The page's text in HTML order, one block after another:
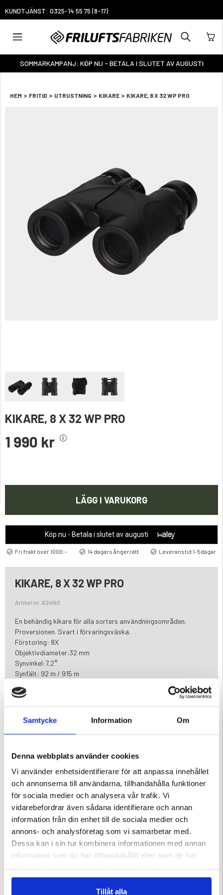
Samtycke Information Om
Denna webbplats använder cookies
Vi använder enhetsidentifierare för att anpassa innehållet
och annonserna till användarna, tillhandahålla funktioner
för sociala medier och analysera vår trafik. Vi
vidarebefordrar även sådana identifierare och annan
information från din enhet till de sociala medier och
annons- och analysföretag som vi samarbetar med.
Dessa kan i sin tur kombinera informationen med annan
information som du har tillhandahållit eller som de har
Tillåt alla
55 75 (8-17)
SOMMARKAMPANJ: KÖP NU - BETALA I SLUTET AV AUGUSTI
HEM > FRITID > UTRUSTNING > KIKARE > KIKARE, 8 X 32 WP PRO
KIKARE, 8 X 32 WP PRO
1 990 kr
LÄGG I VARUKORG
Köp nu - Betala i slutet av augusti
Fri frakt över 1000:- 14 dagars ångerrätt Leveranstid 1-5dagar
KIKARE, 8 X 32 WP PRO
Artikel nr. 624160
En behändig kikare för alla sorters användningsområden.
Proversionen. Svart i förvaringsväska.
Förstoring: 8X
Objektivdiameter:32 mm
Synvinkel:7,2°
Synfält: 92 m / 915 m
Ögonavlastning:14 mm
Prismatyp: Tak Bak4 prisma
Linsbeläggning :FC
Skymningsvärde:16
Varumärke
DU KANSKE OCKSÅ ÄR INTRESSERAD AV